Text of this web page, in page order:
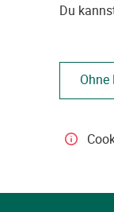
Du
Hilfe